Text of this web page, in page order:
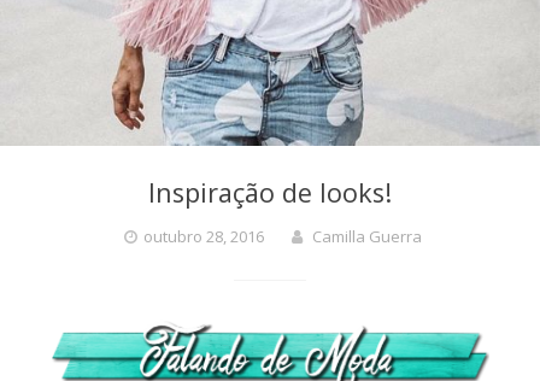
Inspiração de looks!
outubro 28, 2016 Camilla Guerra